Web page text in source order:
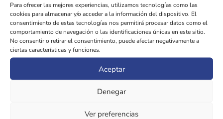
Para ofrecer las mejores experiencias, utilizamos tecnologías como las
cookies para almacenar y/o acceder a la información del dispositivo. El
consentimiento de estas tecnologías nos permitirá procesar datos como el
comportamiento de navegación o las identificaciones únicas en este sitio.
No consentir o retirar el consentimiento, puede afectar negativamente a
ciertas características y funciones.
Aceptar
Denegar
Ver preferencias
Diapasón Luna Grave (Low Moon)